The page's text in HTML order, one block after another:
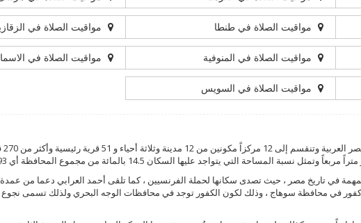
مواقيت الصلاة في طنطا مواقيت الصلاة في
مواقيت الصلاة في المنوفية مواقيت الصلاة في
مواقيت الصلاة في السويس
في تاريخ مصر ، حيث تصدى سكانها لحملة الفرنسيين ، كما تلقى أحمد العرابي دعما من عمدة
يوجد كفور في محافظة سوهاج ، وذلك لكون الكفور توجد في محافظات الوجه البحري ولذلك تسمى